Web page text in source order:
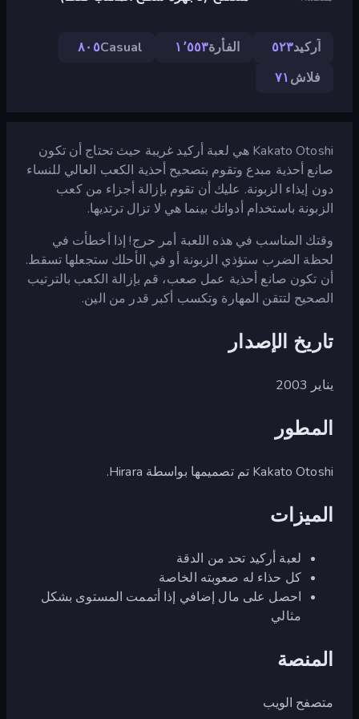
آركيد٥٢٣ الفأرة١٬٥٥٣ Casual٨٠٥
فلاش٧١
Kakato Otoshi هي لعبة أركيد غريبة حيث تحتاج أن تكون
صانع أحذية مبدع وتقوم بتصحيح أحذية الكعب العالي للنساء
دون إيذاء الزبونة. عليك أن تقوم بإزالة أجزاء من كعب
الزبونة باستخدام أدواتك بينما هي لا تزال ترتديها.
وقتك المناسب في هذه اللعبة أمر حرج! إذا أخطأت في
لحظة الضرب ستؤذي الزبونة أو في الأحلك ستجعلها تسقط.
أن تكون صانع أحذية عمل صعب، قم بإزالة الكعب بالترتيب
الصحيح لتتقن المهارة وتكسب أكبر قدر من الين.
تاريخ الإصدار
يناير 2003
المطور
Kakato Otoshi تم تصميمها بواسطة Hirara.
الميزات
لعبة أركيد تحد من الدقة
كل حذاء له صعوبته الخاصة
احصل على مال إضافي إذا أتممت المستوى بشكل
مثالي
المنصة
متصفح الويب